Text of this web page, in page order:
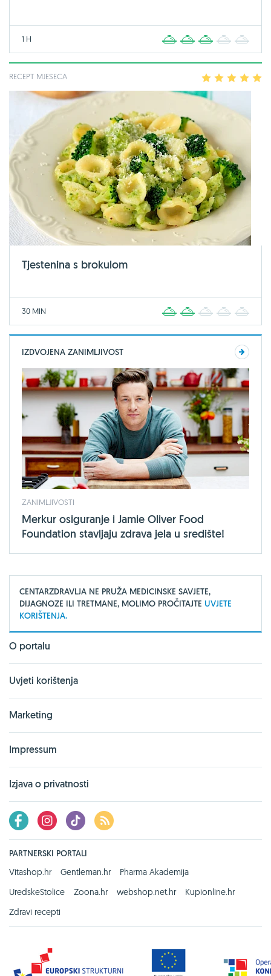
1 H 2 3 4
RECEPT MJESECA 2 3 4
Tjestenina s brokulom
30 MIN 2 3 4
IZDVOJENA ZANIMLJIVOST
ZANIMLJIVOSTI
Merkur osiguranje i Jamie Oliver Food
Foundation stavljaju zdrava jela u središte!
CENTARZDRAVLJA NE PRUŽA MEDICINSKE SAVJETE,
DIJAGNOZE ILI TRETMANE, MOLIMO PROČITAJTE UVJETE
KORIŠTENJA.
O portalu
Uvjeti korištenja
Marketing
Impressum
Izjava o privatnosti
PARTNERSKI PORTALI
Vitashop.hr
Gentleman.hr
Pharma Akademija
UredskeStolice
Zoona.hr webshop.net.hr
Kupionline.hr
Zdravi recepti